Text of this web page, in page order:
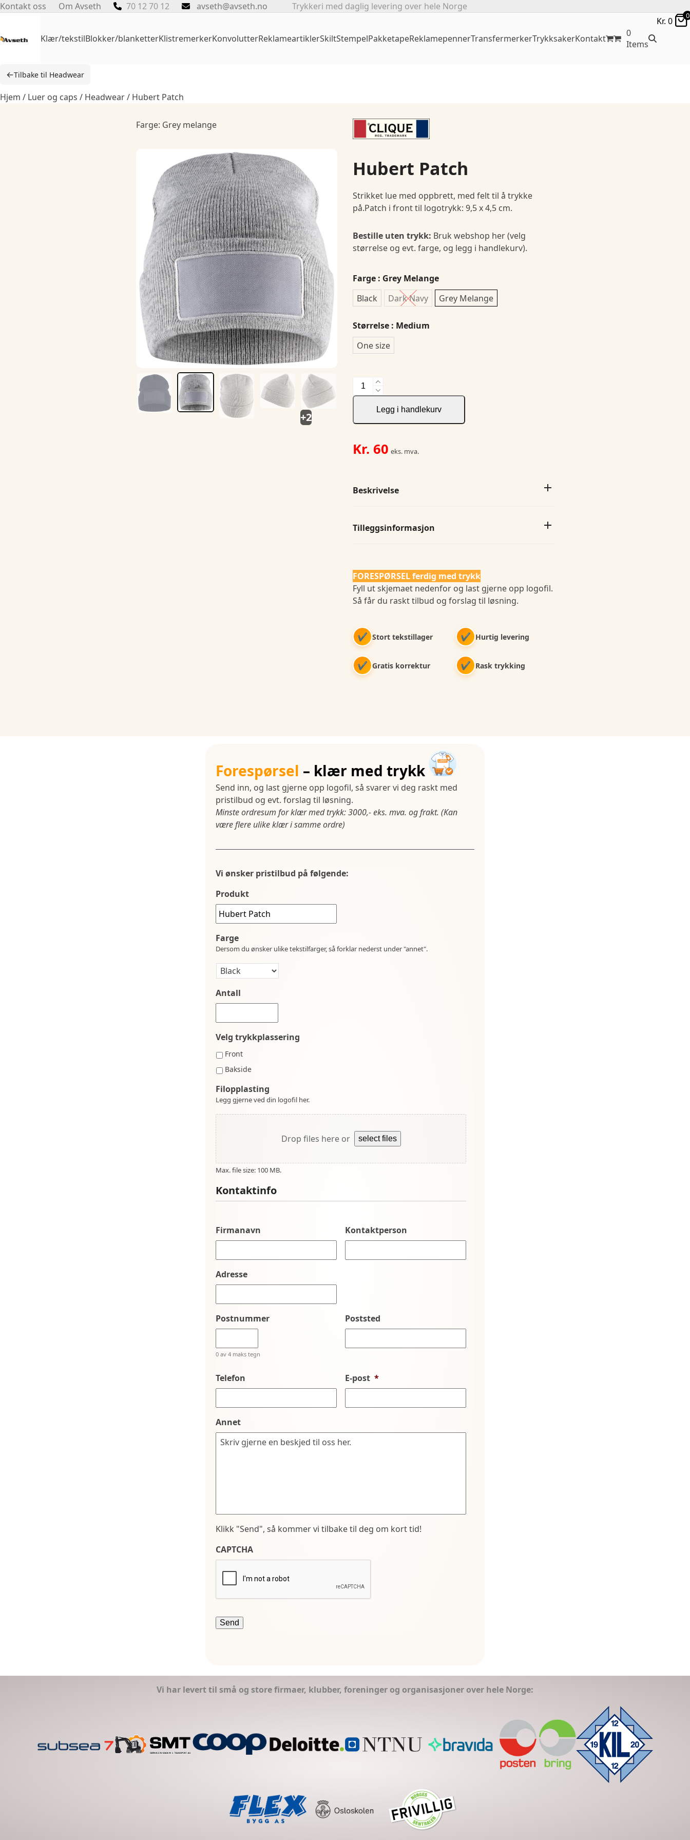
Skip
Kontakt oss Om Avseth 70 12 70 12 avseth@avseth.no Trykkeri med daglig levering over hele Norge
Klær/tekstilBlokker/blanketterKlistremerkerKonvolutterReklameartiklerSkiltStempelPakketapeReklamepennerTransfermerkerTrykksakerKontakt
0
Items
Kr. 0 0
←Tilbake til Headwear
Hjem / Luer og caps / Headwear/ Hubert Patch
Farge: Grey melange
+2
Hubert Patch
Strikket lue med oppbrett, med felt til å trykke
på.Patch i front til logotrykk: 9,5 x 4,5 cm.
Bestille uten trykk: Bruk webshop her (velg
størrelse og evt. farge, og legg i handlekurv).
Farge : Grey Melange
Black
Dark Navy Grey Melange
Størrelse : Medium
One size
Hubert
Patch
Legg i handlekurv
Kr. 60 eks. mva.
Beskrivelse
Tilleggsinformasjon
FORESPØRSEL ferdig med trykk
Fyll ut skjemaet nedenfor og last gjerne opp logofil.
Så får du raskt tilbud og forslag til løsning.
✔ Stort tekstillager ✔ Hurtig levering
✔ Gratis korrektur ✔ Rask trykking
Forespørsel – klær med trykk
Send inn, og last gjerne opp logofil, så svarer vi deg raskt med
pristilbud og evt. forslag til løsning.
Minste ordresum for klær med trykk: 3000,- eks. mva. og frakt. (Kan
være flere ulike klær i samme ordre)
Vi ønsker pristilbud på følgende:
Produkt
Farge
Dersom du ønsker ulike tekstilfarger, så forklar nederst under "annet".
Antall
Velg trykkplassering
Front
Bakside
Filopplasting
Legg gjerne ved din logofil her.
Drop files here or select files
Max. file size: 100 MB.
Kontaktinfo
Firmanavn Kontaktperson
Adresse
Postnummer
0 av 4 maks tegn
Poststed
Telefon E-post *
Annet
Klikk "Send", så kommer vi tilbake til deg om kort tid!
CAPTCHA
Vi har levert til små og store firmaer, klubber, foreninger og organisasjoner over hele Norge: